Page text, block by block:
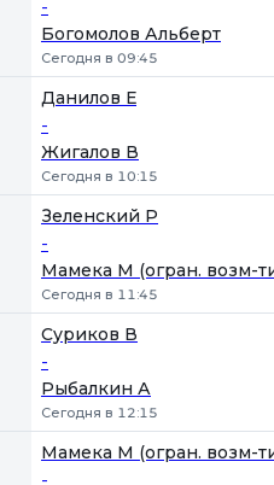
-
Богомолов Альберт
Сегодня в 09:45
Данилов Е
-
Жигалов В
Сегодня в 10:15
Зеленский Р
-
Мамека М (огран. возм-
Сегодня в 11:45
Суриков В
-
Рыбалкин А
Сегодня в 12:15
Мамека М (огран. возм-
-